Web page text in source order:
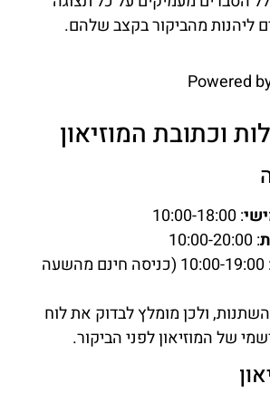
ליהנות מהביקור בקצב שלהם.
Powered
וכתובת המוזיאון
: 10:00-18:00
: 10:00-20:00
: 10:00-19:00 (כניסה חינם מהשעה
ולכן מומלץ לבדוק את לוח
של המוזיאון לפני הביקור.